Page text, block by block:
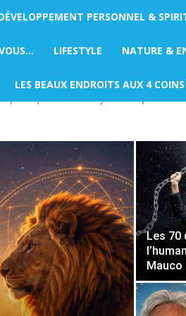
PERSONNEL &
LIFESTYLE NATURE &
LES BEAUX ENDROITS AUX 4
&
& Spiritualité dédiée à la
Les 70
Mauco